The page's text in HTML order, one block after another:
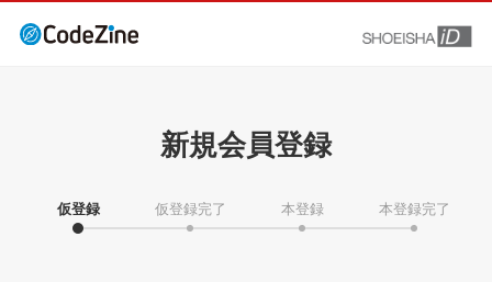
新規会員登録
仮登録 仮登録完了 本登録 本登録完了